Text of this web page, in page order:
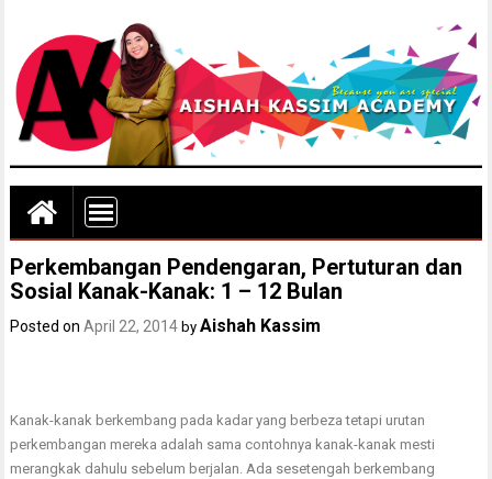
Perkembangan Pendengaran, Pertuturan dan
Sosial Kanak-Kanak: 1 – 12 Bulan
Posted onApril 22, 2014 byAishah Kassim
Kanak-kanak berkembang pada kadar yang berbeza tetapi urutan
perkembangan mereka adalah sama contohnya kanak-kanak mesti
merangkak dahulu sebelum berjalan. Ada sesetengah berkembang